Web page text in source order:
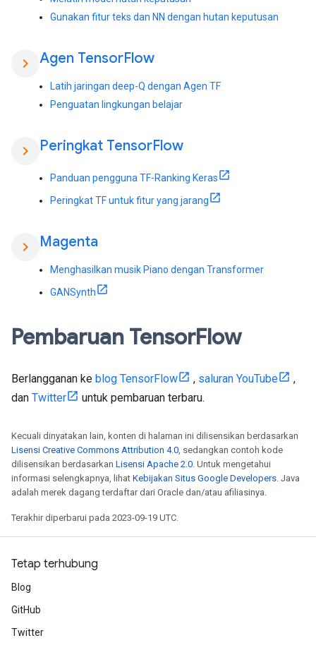
Gunakan fitur teks dan NN dengan hutan keputusan
chevron_right Agen TensorFlow
Latih jaringan deep-Q dengan Agen TF
Penguatan lingkungan belajar
chevron_right Peringkat TensorFlow
Panduan pengguna TF-Ranking Keras
Peringkat TF untuk fitur yang jarang
chevron_right Magenta
Menghasilkan musik Piano dengan Transformer
GANSynth
Pembaruan TensorFlow
Berlangganan ke blog TensorFlow , saluran YouTube
,
dan Twitter untuk pembaruan terbaru.
Kecuali dinyatakan lain, konten di halaman ini dilisensikan berdasarkan
Lisensi Creative Commons Attribution 4.0, sedangkan contoh kode
dilisensikan berdasarkan Lisensi Apache 2.0. Untuk mengetahui
informasi selengkapnya, lihat Kebijakan Situs Google Developers. Java
adalah merek dagang terdaftar dari Oracle dan/atau afiliasinya.
Terakhir diperbarui pada 2023-09-19 UTC.
Tetap terhubung
Blog
GitHub
Twitter